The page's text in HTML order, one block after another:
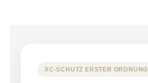
XC-SCHUTZ ERSTER ORDNUNG